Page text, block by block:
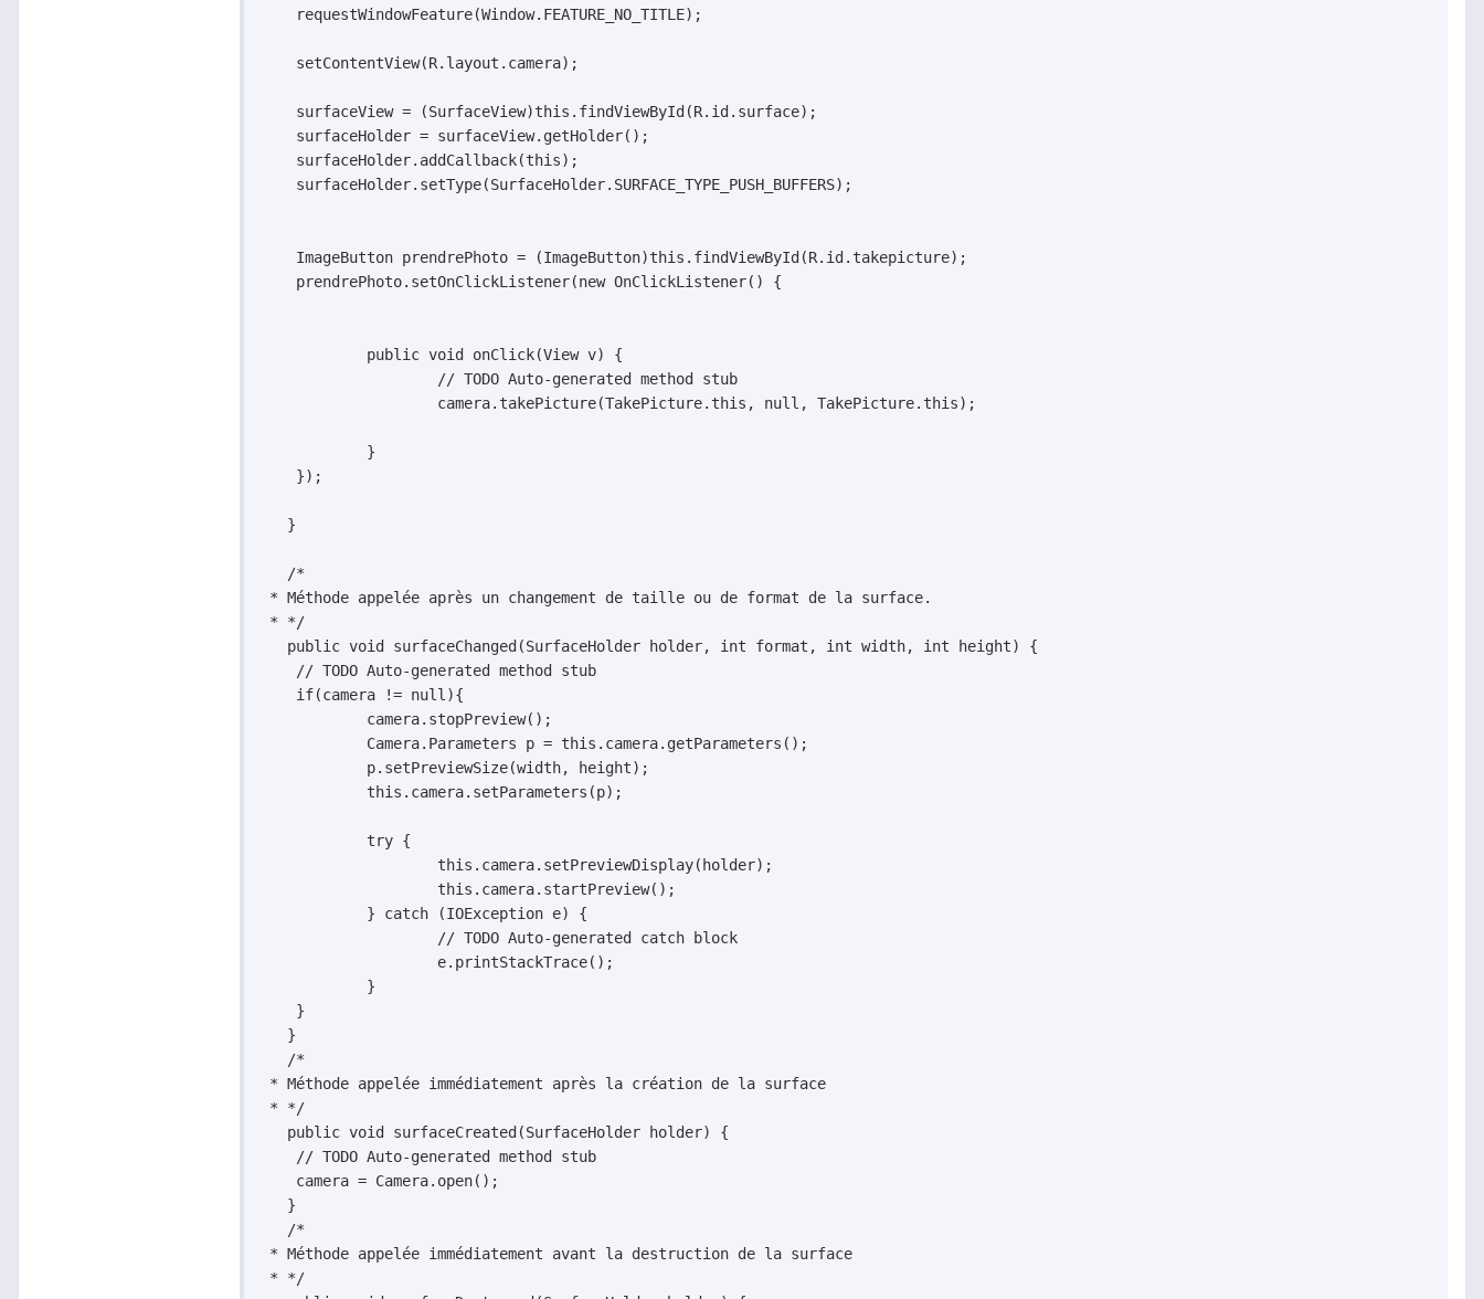
    requestWindowFeature(Window.FEATURE_NO_TITLE);
    setContentView(R.layout.camera);
    surfaceView = (SurfaceView)this.findViewById(R.id.surface);
    surfaceHolder = surfaceView.getHolder();
    surfaceHolder.addCallback(this);
    surfaceHolder.setType(SurfaceHolder.SURFACE_TYPE_PUSH_BUFFERS);
    ImageButton prendrePhoto = (ImageButton)this.findViewById(R.id.takepicture);
    prendrePhoto.setOnClickListener(new OnClickListener() {
    });
   }
   /*
* Méthode appelée après un changement de taille ou de format de la surface.
* */
   public void surfaceChanged(SurfaceHolder holder, int format, int width, int height) {
    // TODO Auto-generated method stub
    if(camera != null){
    }
   }
   /*
* Méthode appelée immédiatement après la création de la surface
* */
   public void surfaceCreated(SurfaceHolder holder) {
    // TODO Auto-generated method stub
    camera = Camera.open();
   }
   /*
* Méthode appelée immédiatement avant la destruction de la surface
* */